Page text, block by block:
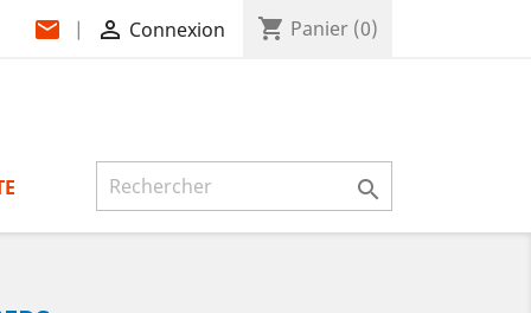
mail |  Connexion shopping_cart Panier (0)
